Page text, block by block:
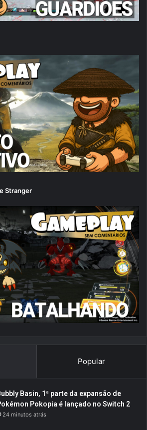
Stranger
Popular
Basin, 1ª parte da expansão de
Pokopia é lançado no Switch 2
24 minutos atrás